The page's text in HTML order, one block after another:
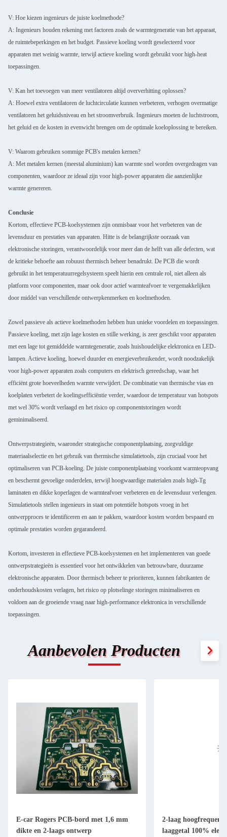
V: Hoe kiezen ingenieurs de juiste koelmethode?
A: Ingenieurs houden rekening met factoren zoals de warmtegeneratie van het apparaat,
de ruimtebeperkingen en het budget. Passieve koeling wordt geselecteerd voor
apparaten met weinig warmte, terwijl actieve koeling wordt gebruikt voor high-heat
toepassingen.
V: Kan het toevoegen van meer ventilatoren altijd oververhitting oplossen?
A: Hoewel extra ventilatoren de luchtcirculatie kunnen verbeteren, verhogen overmatige
ventilatoren het geluidsniveau en het stroomverbruik. Ingenieurs moeten de luchtstroom,
het geluid en de kosten in evenwicht brengen om de optimale koeloplossing te bereiken.
V: Waarom gebruiken sommige PCB's metalen kernen?
A: Met metalen kernen (meestal aluminium) kan warmte snel worden overgedragen van
componenten, waardoor ze ideaal zijn voor high-power apparaten die aanzienlijke
warmte genereren.
Conclusie
Kortom, effectieve PCB-koelsystemen zijn onmisbaar voor het verbeteren van de
levensduur en prestaties van apparaten. Hitte is de belangrijkste oorzaak van
elektronische storingen, verantwoordelijk voor meer dan de helft van alle defecten, wat
de kritieke behoefte aan robuust thermisch beheer benadrukt. De PCB die wordt
gebruikt in het temperatuurregelsysteem speelt hierin een centrale rol, niet alleen als
platform voor componenten, maar ook door actief warmteafvoer te vergemakkelijken
door middel van verschillende ontwerpkenmerken en koelmethoden.
Zowel passieve als actieve koelmethoden hebben hun unieke voordelen en toepassingen.
Passieve koeling, met zijn lage kosten en stille werking, is zeer geschikt voor apparaten
met een lage tot gemiddelde warmtegeneratie, zoals huishoudelijke elektronica en LED-
lampen. Actieve koeling, hoewel duurder en energieverbruikender, wordt noodzakelijk
voor high-power apparaten zoals computers en elektrisch gereedschap, waar het
efficiënt grote hoeveelheden warmte verwijdert. De combinatie van thermische vias en
koelplaten verbetert de koelingsefficiëntie verder, waardoor de temperatuur van hotspots
met wel 30% wordt verlaagd en het risico op componentstoringen wordt
geminimaliseerd.
Ontwerpstrategieën, waaronder strategische componentplaatsing, zorgvuldige
materiaalselectie en het gebruik van thermische simulatietools, zijn cruciaal voor het
optimaliseren van PCB-koeling. De juiste componentplaatsing voorkomt warmteopvang
en beschermt gevoelige onderdelen, terwijl hoogwaardige materialen zoals high-Tg
laminaten en dikke koperlagen de warmteafvoer verbeteren en de levensduur verlengen.
Simulatietools stellen ingenieurs in staat om potentiële hotspots vroeg in het
ontwerpproces te identificeren en aan te pakken, waardoor kosten worden bespaard en
optimale prestaties worden gegarandeerd.
Kortom, investeren in effectieve PCB-koelsystemen en het implementeren van goede
ontwerpstrategieën is essentieel voor het ontwikkelen van betrouwbare, duurzame
elektronische apparaten. Door thermisch beheer te prioriteren, kunnen fabrikanten de
onderhoudskosten verlagen, het risico op plotselinge storingen minimaliseren en
voldoen aan de groeiende vraag naar high-performance elektronica in verschillende
toepassingen.
Aanbevolen Producten
E-car Rogers PCB-bord met 1,6 mm
dikte en 2-laags ontwerp
2-laag
laaggetal 100%